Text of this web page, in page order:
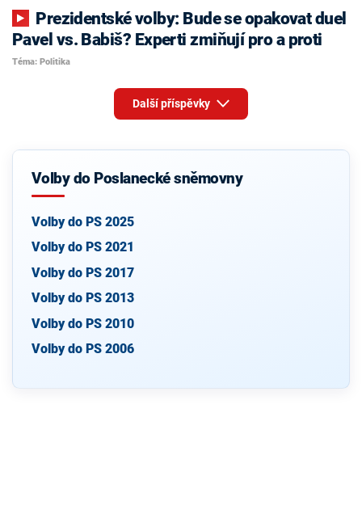
Pavel vs. Babiš? Experti zmiňují pro a proti
Téma: Politika
Další příspěvky
Volby do Poslanecké sněmovny
Volby do PS 2025
Volby do PS 2021
Volby do PS 2017
Volby do PS 2013
Volby do PS 2010
Volby do PS 2006